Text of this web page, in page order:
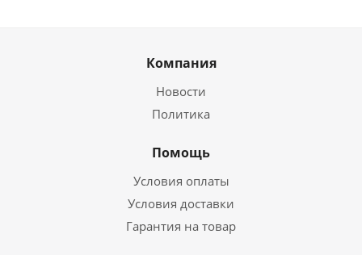
Компания
Новости
Политика
Помощь
Условия оплаты
Условия доставки
Гарантия на товар